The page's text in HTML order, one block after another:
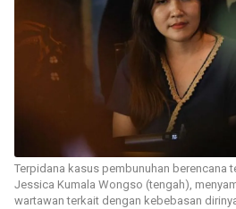
Terpidana kasus pembunuhan berencana
Jessica Kumala Wongso (tengah),
wartawan terkait dengan kebebasan